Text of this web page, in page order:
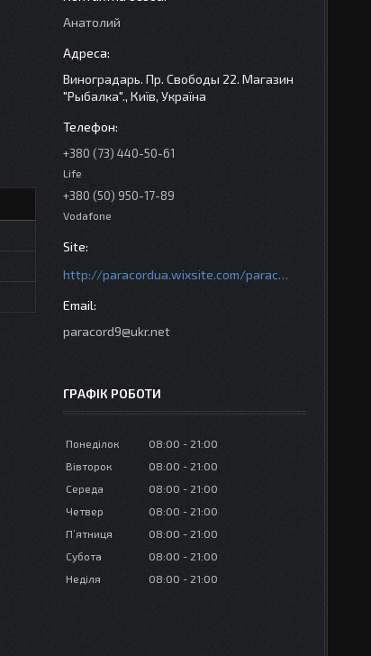
Анатолий
Виноградарь. Пр. Свободы 22. Магазин
"Рыбалка"., Київ, Україна
+380 (73) 440-50-61
Life
+380 (50) 950-17-89
Vodafone
http://paracordua.wixsite.com/paracord
paracord9@ukr.net
ГРАФІК РОБОТИ
Понеділок 08:00
21:00
Вівторок
08:00
21:00
Середа
08:00
21:00
Четвер
08:00
21:00
Пʼятниця
08:00
21:00
Субота
08:00
21:00
Неділя
08:00 21:00